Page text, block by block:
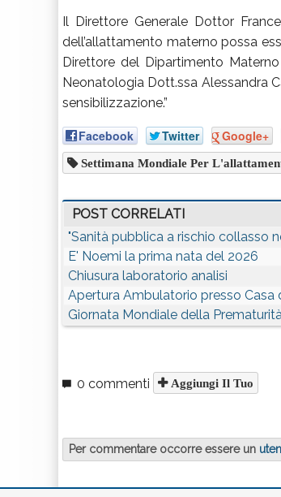
Il Direttore Generale Dottor
dell’allattamento materno possa
Direttore del Dipartimento
Neonatologia Dott.ssa Alessandra
sensibilizzazione.”
Facebook Twitter Google+
Settimana Mondiale Per
POST CORRELATI
"Sanità pubblica a rischio collasso
E' Noemi la prima nata del 2026
Chiusura laboratorio analisi
Apertura Ambulatorio presso Casa
Giornata Mondiale della
0 commenti Aggiungi Il Tuo
Per commentare occorre essere un